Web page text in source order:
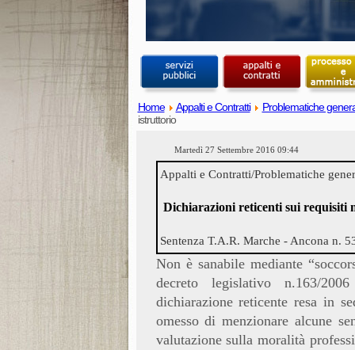
Home Appalti e Contratti
Problematiche
istruttorio
Martedì 27 Settembre 2016 09:44
Appalti e Contratti/Problematiche
Dichiarazioni reticenti sui requisiti
Sentenza T.A.R. Marche - Ancona n.
Non è sanabile mediante
decreto legislativo n.163/
dichiarazione reticente resa in
omesso di menzionare alcune
valutazione sulla moralità